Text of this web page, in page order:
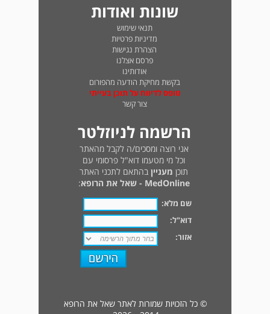
שונות ואודות
תנאי שימוש
מדיניות פרטיות
הצהרת נגישות
פרסם אצלנו
אודותינו
בקשת מחיקת הודעה מהפורום
טופס לדיווח על תוכן בעייתי
צור קשר
הרשמה לניוזלטר
אני רוצה ומסכים/ה לקבל מהאתר
וכל מי מטעמו דוא"ל פרסומי עם
תוכן מעניין בהתאם לתכני האתר
MedOnline - שאל את הרופא
:
שם מלא:
דוא"ל:
אזור:
© כל הזכויות שמורות לאתר שאל את הרופא